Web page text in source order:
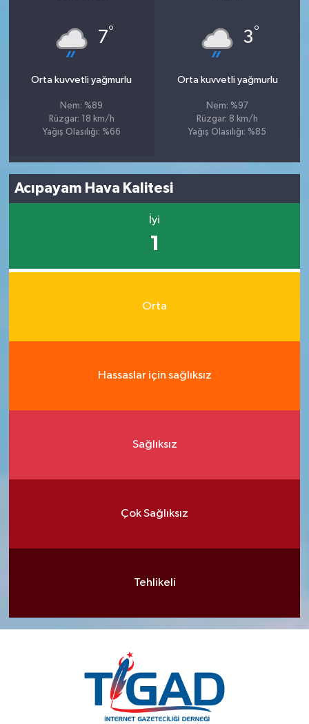
7°
Orta kuvvetli yağmurlu
Nem: %89
Rüzgar: 18 km/h
Yağış Olasılığı: %66
3°
Orta kuvvetli yağmurlu
Nem: %97
Rüzgar: 8 km/h
Yağış Olasılığı: %85
Acıpayam Hava Kalitesi
İyi
1
Orta
Hassaslar için sağlıksız
Sağlıksız
Çok Sağlıksız
Tehlikeli